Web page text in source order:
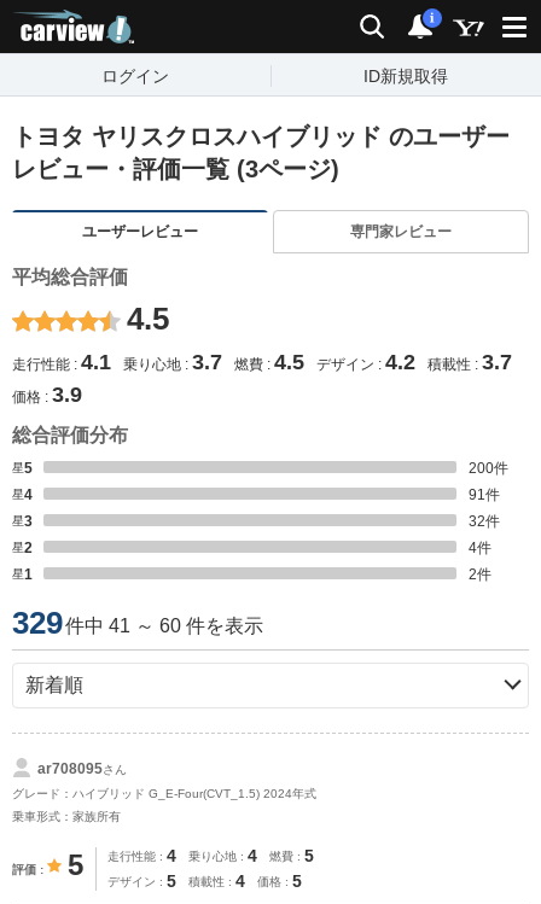
検索 通知
i
ログイン ID新規取得
トヨタ ヤリスクロスハイブリッド のユーザー
レビュー・評価一覧 (3ページ)
ユーザーレビュー 専門家レビュー
平均総合評価
4.5
走行性能 4.1 乗り心地 3.7 燃費 4.5 デザイン 4.2 積載性 3.7
価格 3.9
総合評価分布
星5 200件
星4
91件
星3
32件
星2
4件
星1
2件
329件中 41 ～ 60 件を表示
ar708095さん
グレード：ハイブリッド G_E-Four(CVT_1.5) 2024年式
乗車形式：家族所有
評価 5 走行性能 4 乗り心地 4 燃費 5
デザイン 5 積載性 4 価格 5